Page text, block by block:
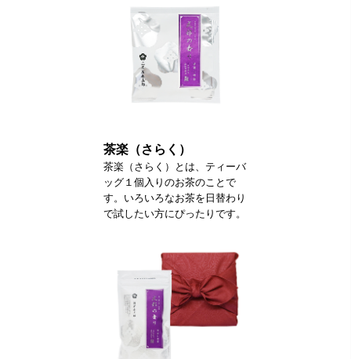
茶楽（さらく）
茶楽（さらく）とは、ティーバ
ッグ１個入りのお茶のことで
す。いろいろなお茶を日替わり
で試したい方にぴったりです。